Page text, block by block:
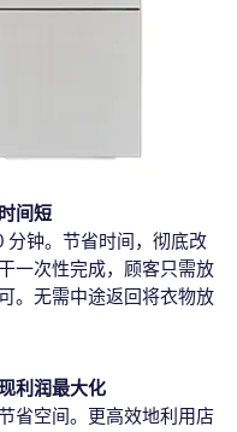
间短
分钟。节省时间，彻底改
一次性完成，顾客只需放
。无需中途返回将衣物放
利润最大化
省空间。更高效地利用店